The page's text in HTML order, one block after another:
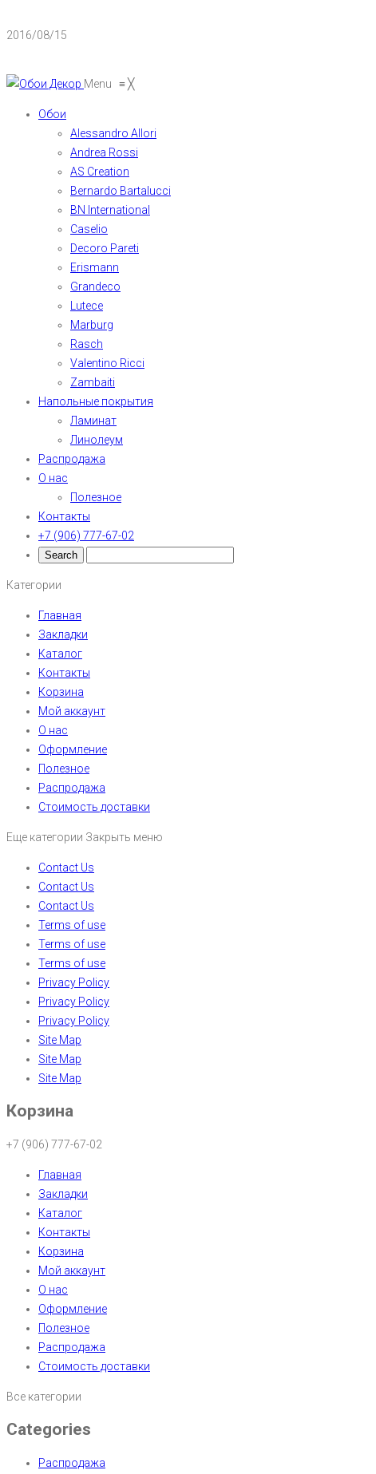
2016/08/15
Menu ≡╳
Обои
Alessandro Allori
Andrea Rossi
AS Creation
Bernardo Bartalucci
BN International
Caselio
Decoro Pareti
Erismann
Grandeco
Lutece
Marburg
Rasch
Valentino Ricci
Zambaiti
Напольные покрытия
Ламинат
Линолеум
Распродажа
О нас
Полезное
Контакты
+7 (906) 777-67-02
Категории
Главная
Закладки
Каталог
Контакты
Корзина
Мой аккаунт
О нас
Оформление
Полезное
Распродажа
Стоимость доставки
Еще категории Закрыть меню
Contact Us
Contact Us
Contact Us
Terms of use
Terms of use
Terms of use
Privacy Policy
Privacy Policy
Privacy Policy
Site Map
Site Map
Site Map
Корзина
+7 (906) 777-67-02
Главная
Закладки
Каталог
Контакты
Корзина
Мой аккаунт
О нас
Оформление
Полезное
Распродажа
Стоимость доставки
Все категории
Categories
Распродажа